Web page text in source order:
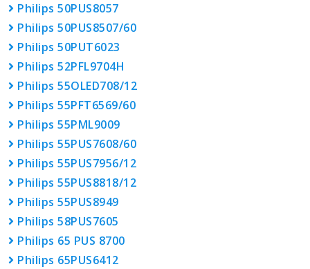
Philips 50PUS8057
Philips 50PUS8507/60
Philips 50PUT6023
Philips 52PFL9704H
Philips 55OLED708/12
Philips 55PFT6569/60
Philips 55PML9009
Philips 55PUS7608/60
Philips 55PUS7956/12
Philips 55PUS8818/12
Philips 55PUS8949
Philips 58PUS7605
Philips 65 PUS 8700
Philips 65PUS6412